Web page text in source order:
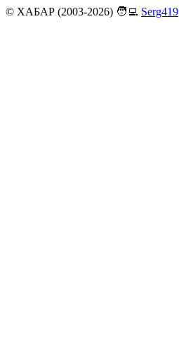
© ХАБАР (2003-2026) 🧑‍💻 Serg419